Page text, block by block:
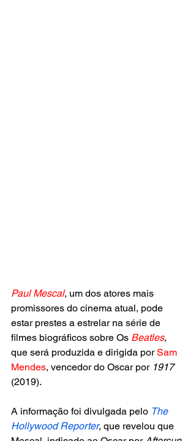
Paul Mescal, um dos atores mais
promissores do cinema atual, pode
estar prestes a estrelar na série de
filmes biográficos sobre Os Beatles,
que será produzida e dirigida por Sam
Mendes, vencedor do Oscar por 1917
(2019).
A informação foi divulgada pelo The
Hollywood Reporter, que revelou que